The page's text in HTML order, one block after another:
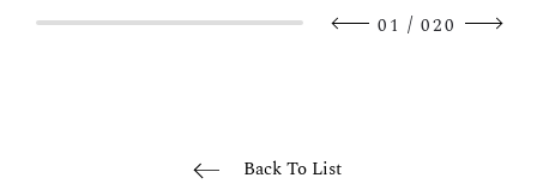
01 / 020
Back To List